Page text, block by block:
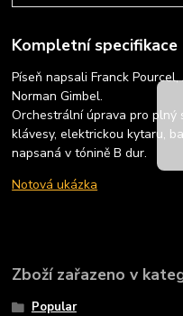
Kompletní specifikace
Píseň napsali Franck
Norman Gimbel.
Orchestrální úprava pro plný
klávesy, elektrickou kytaru,
napsaná v tónině B dur.
Notová ukázka
Zboží zařazeno v
Popular